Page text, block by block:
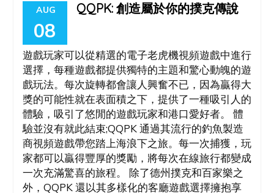
AUG
08
QQPK: 創造屬於你的撲克傳說
遊戲玩家可以從精選的電子老虎機視頻遊戲中進行
選擇，每種遊戲都提供獨特的主題和驚心動魄的遊
戲玩法。每次旋轉都會讓人興奮不已，因為贏得大
獎的可能性就在表面積之下，提供了一種吸引人的
體驗，吸引了悠閒的遊戲玩家和港口愛好者。 體
驗並沒有就此結束;QQPK 通過其流行的釣魚製造
商視頻遊戲帶您踏上海浪下之旅。每一次捕獲，玩
家都可以贏得豐厚的獎勵，將每次在線旅行都變成
一次充滿驚喜的旅程。 除了德州撲克和百家樂之
外，QQPK 還以其多樣化的客廳遊戲選擇擁抱享